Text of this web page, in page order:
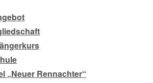
„Neuer Rennachter“